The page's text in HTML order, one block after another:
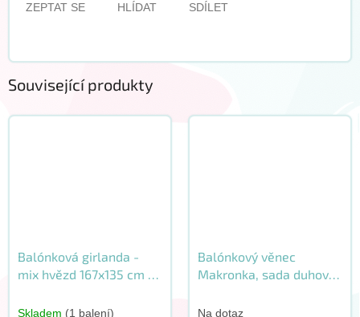
ZEPTAT SE HLÍDAT SDÍLET
Související produkty
Balónková girlanda -
mix hvězd 167x135 cm 91
Skladem (1 balení)
Balónkový věnec
Makronka, sada duhová
Na dotaz